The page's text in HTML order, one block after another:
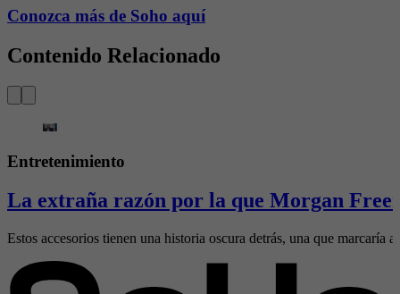
Conozca más de Soho aquí
Contenido Relacionado
Entretenimiento
La extraña razón por la que Morgan
Estos accesorios tienen una historia oscura detrás, una que marcaría